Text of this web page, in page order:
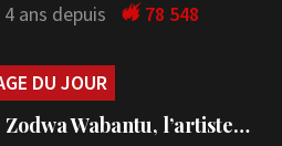
4 ans depuis 78 548
DU JOUR
Zodwa Wabantu, l’artiste…